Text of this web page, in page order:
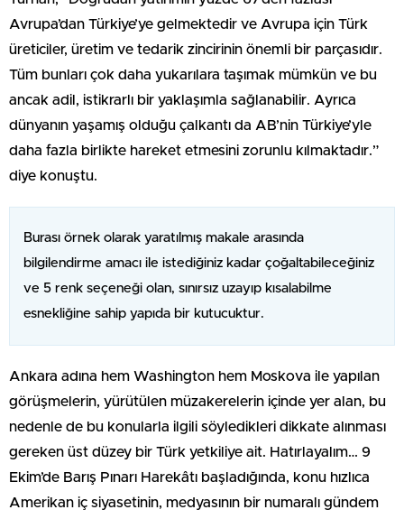
Avrupa’dan Türkiye’ye gelmektedir ve Avrupa için Türk
üreticiler, üretim ve tedarik zincirinin önemli bir parçasıdır.
Tüm bunları çok daha yukarılara taşımak mümkün ve bu
ancak adil, istikrarlı bir yaklaşımla sağlanabilir. Ayrıca
dünyanın yaşamış olduğu çalkantı da AB’nin Türkiye’yle
daha fazla birlikte hareket etmesini zorunlu kılmaktadır.”
diye konuştu.
Burası örnek olarak yaratılmış makale arasında
bilgilendirme amacı ile istediğiniz kadar çoğaltabileceğiniz
ve 5 renk seçeneği olan, sınırsız uzayıp kısalabilme
esnekliğine sahip yapıda bir kutucuktur.
Ankara adına hem Washington hem Moskova ile yapılan
görüşmelerin, yürütülen müzakerelerin içinde yer alan, bu
nedenle de bu konularla ilgili söyledikleri dikkate alınması
gereken üst düzey bir Türk yetkiliye ait. Hatırlayalım… 9
Ekim’de Barış Pınarı Harekâtı başladığında, konu hızlıca
Amerikan iç siyasetinin, medyasının bir numaralı gündem